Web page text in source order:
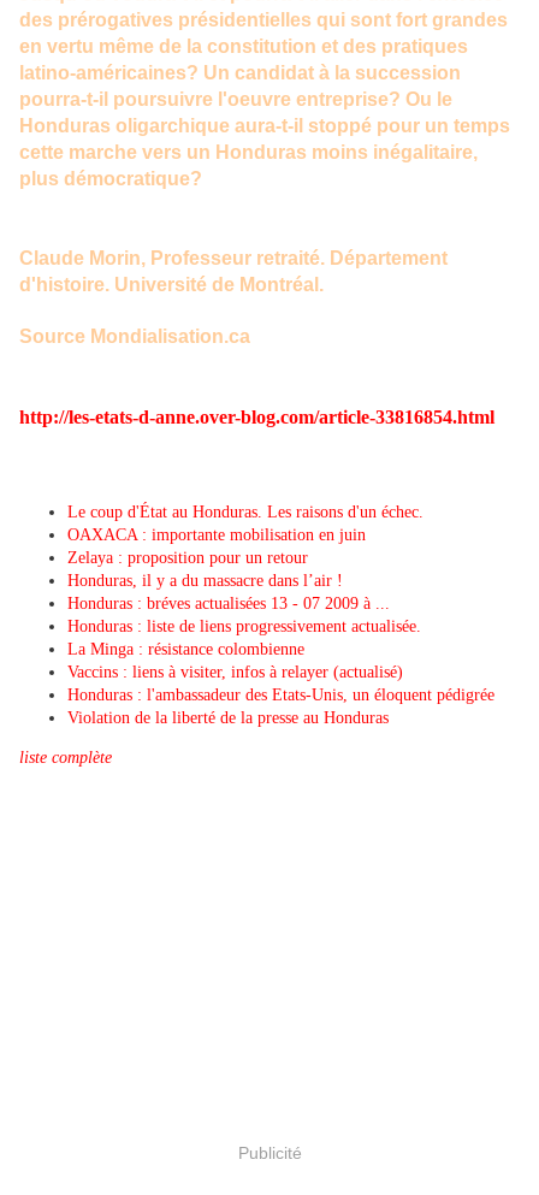
des prérogatives présidentielles qui sont fort grandes
en vertu même de la constitution et des pratiques
latino-américaines? Un candidat à la succession
pourra-t-il poursuivre l'oeuvre entreprise? Ou le
Honduras oligarchique aura-t-il stoppé pour un temps
cette marche vers un Honduras moins inégalitaire,
plus démocratique?
Claude Morin, Professeur retraité. Département
d'histoire. Université de Montréal.
Source Mondialisation.ca
http://les-etats-d-anne.over-blog.com/article-33816854.html
Le coup d'État au Honduras. Les raisons d'un échec.
OAXACA : importante mobilisation en juin
Zelaya : proposition pour un retour
Honduras, il y a du massacre dans l’air !
Honduras : bréves actualisées 13 - 07 2009 à ...
Honduras : liste de liens progressivement actualisée.
La Minga : résistance colombienne
Vaccins : liens à visiter, infos à relayer (actualisé)
Honduras : l'ambassadeur des Etats-Unis, un éloquent pédigrée
Violation de la liberté de la presse au Honduras
liste complète
Publicité